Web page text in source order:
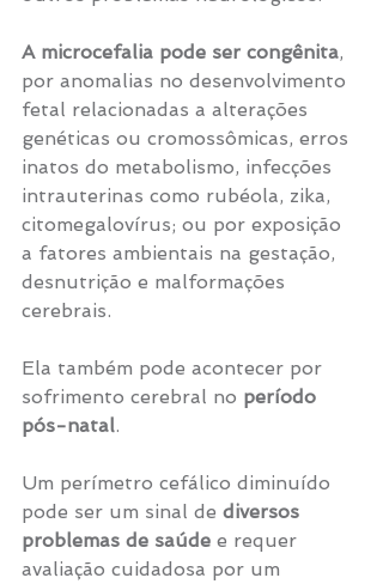
A microcefalia pode ser congênita,
por anomalias no desenvolvimento
fetal relacionadas a alterações
genéticas ou cromossômicas, erros
inatos do metabolismo, infecções
intrauterinas como rubéola, zika,
citomegalovírus; ou por exposição
a fatores ambientais na gestação,
desnutrição e malformações
cerebrais.
Ela também pode acontecer por
sofrimento cerebral no período
pós-natal.
Um perímetro cefálico diminuído
pode ser um sinal de diversos
problemas de saúde e requer
avaliação cuidadosa por um